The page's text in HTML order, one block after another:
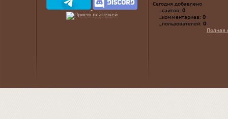
Сегодня добавлено
...сайтов: 0
...комментариев: 0
...пользователей: 0
Полная